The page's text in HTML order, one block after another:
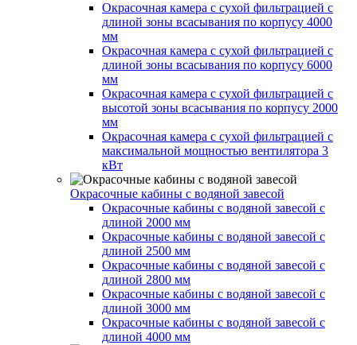
Окрасочная камера с сухой фильтрацией с
длиной зоны всасывания по корпусу 4000
мм
Окрасочная камера с сухой фильтрацией с
длиной зоны всасывания по корпусу 6000
мм
Окрасочная камера с сухой фильтрацией с
высотой зоны всасывания по корпусу 2000
мм
Окрасочная камера с сухой фильтрацией с
максимальной мощностью вентилятора 3
кВт
Окрасочные кабины с водяной завесой
Окрасочные кабины с водяной завесой с
длиной 2000 мм
Окрасочные кабины с водяной завесой с
длиной 2500 мм
Окрасочные кабины с водяной завесой с
длиной 2800 мм
Окрасочные кабины с водяной завесой с
длиной 3000 мм
Окрасочные кабины с водяной завесой с
длиной 4000 мм